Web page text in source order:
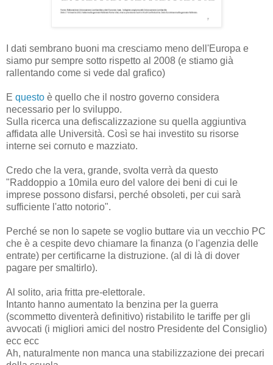
I dati sembrano buoni ma cresciamo meno dell'Europa e
siamo pur sempre sotto rispetto al 2008 (e stiamo già
rallentando come si vede dal grafico)
E questo è quello che il nostro governo considera
necessario per lo sviluppo.
Sulla ricerca una defiscalizzazione su quella aggiuntiva
affidata alle Università. Così se hai investito su risorse
interne sei cornuto e mazziato.
Credo che la vera, grande, svolta verrà da questo
"Raddoppio a 10mila euro del valore dei beni di cui le
imprese possono disfarsi, perché obsoleti, per cui sarà
sufficiente l'atto notorio".
Perché se non lo sapete se voglio buttare via un vecchio PC
che è a cespite devo chiamare la finanza (o l'agenzia delle
entrate) per certificarne la distruzione. (al di là di dover
pagare per smaltirlo).
Al solito, aria fritta pre-elettorale.
Intanto hanno aumentato la benzina per la guerra
(scommetto diventerà definitivo) ristabilito le tariffe per gli
avvocati (i migliori amici del nostro Presidente del Consiglio)
ecc ecc
Ah, naturalmente non manca una stabilizzazione dei precari